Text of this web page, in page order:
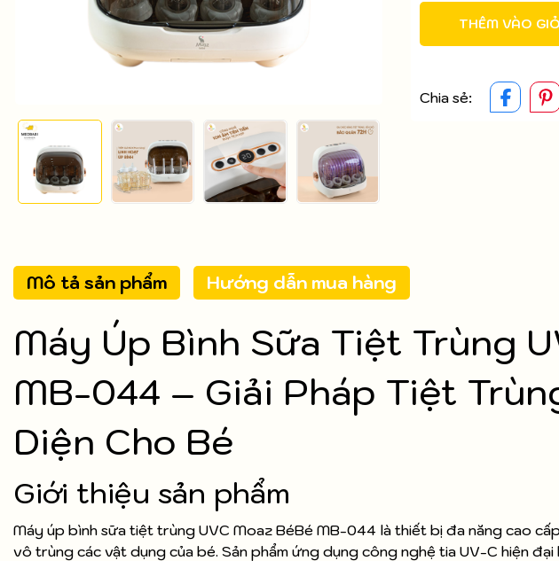
THÊM VÀO
Chia sẻ:
Mô tả sản phẩm Hướng dẫn mua hàng
Máy Úp Bình Sữa Tiệt Trùng
MB-044 – Giải Pháp Tiệt
Diện Cho Bé
Giới thiệu sản phẩm
Máy úp bình sữa tiệt trùng UVC Moaz BéBé MB-044 là thiết bị đa năng cao
vô trùng các vật dụng của bé. Sản phẩm ứng dụng công nghệ tia UV-C hiện